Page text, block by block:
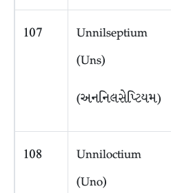
107
Unnilseptium
(Uns)
(અનનિલસેપ્ટિયમ)
108
Unniloctium
(Uno)